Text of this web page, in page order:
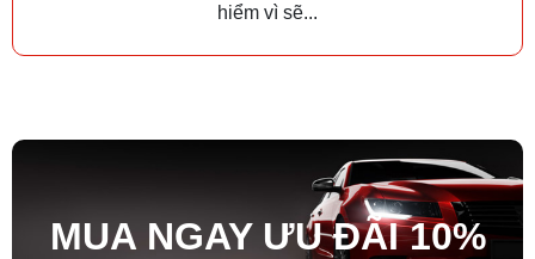
hiểm vì sẽ...
MUA NGAY ƯU ĐÃI10%